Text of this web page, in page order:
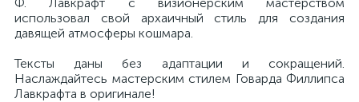
использовал свой архаичный стиль для создания
давящей атмосферы кошмара.
Тексты даны без адаптации и сокращений.
Наслаждайтесь мастерским стилем Говарда Филлипса
Лавкрафта в оригинале!